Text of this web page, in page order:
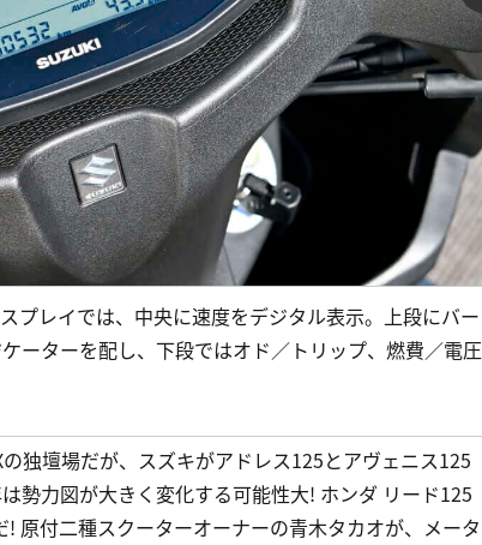
プレイでは、中央に速度をデジタル表示。上段にバー
ーターを配し、下段ではオド／トリップ、燃費／電圧
独壇場だが、スズキがアドレス125とアヴェニス125
勢力図が大きく変化する可能性大! ホンダ リード125
原付二種スクーターオーナーの青木タカオが、メータ